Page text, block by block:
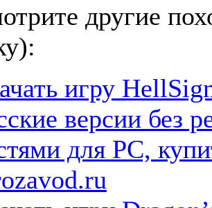
другие
игру
версии без
для PC,